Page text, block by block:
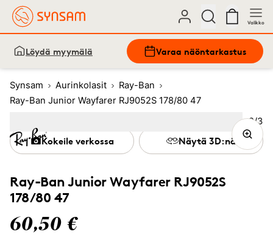
Valikko
Löydä myymälä Varaa näöntarkastus
Synsam Aurinkolasit
Ray-Ban
Ray-Ban Junior Wayfarer RJ9052S 178/80 47
Ray-Ban Junior Wayfarer RJ9052S
178/80 47
60,50 €
Kokeile verkossa Näytä 3D:nä
Kuva
2/3
3